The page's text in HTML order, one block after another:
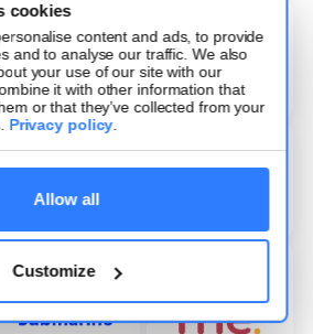
cookies
content and ads, to provide
and to analyse our traffic. We also
your use of our site with our
it with other information that
or that they’ve collected from your
Privacy policy.
Allow all
Customize